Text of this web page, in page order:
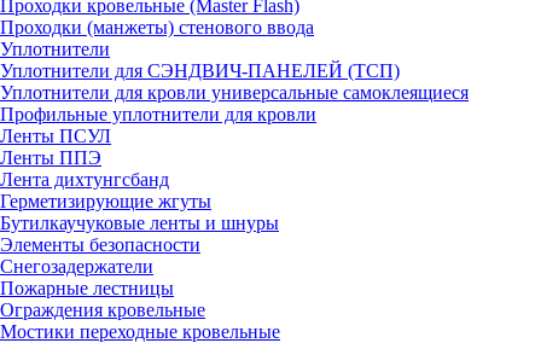
Проходки кровельные (Master Flash)
Проходки (манжеты) стенового ввода
Уплотнители
Уплотнители для СЭНДВИЧ-ПАНЕЛЕЙ (ТСП)
Уплотнители для кровли универсальные самоклеящиеся
Профильные уплотнители для кровли
Ленты ПСУЛ
Ленты ППЭ
Лента дихтунгсбанд
Герметизирующие жгуты
Бутилкаучуковые ленты и шнуры
Элементы безопасности
Снегозадержатели
Пожарные лестницы
Ограждения кровельные
Мостики переходные кровельные